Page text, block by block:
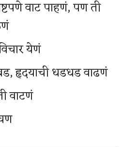
वाट पाहणं, पण ती
येणं
हृदयाची धडधड वाढणं
वाटणं